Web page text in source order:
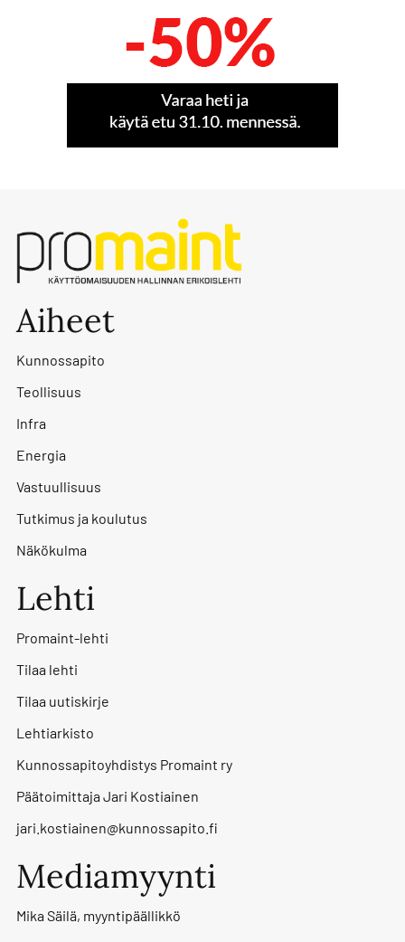
Aiheet
Kunnossapito
Teollisuus
Infra
Energia
Vastuullisuus
Tutkimus ja koulutus
Näkökulma
Lehti
Promaint-lehti
Tilaa lehti
Tilaa uutiskirje
Lehtiarkisto
Kunnossapitoyhdistys Promaint ry
Päätoimittaja Jari Kostiainen
jari.kostiainen@kunnossapito.fi
Mediamyynti
Mika Säilä, myyntipäällikkö